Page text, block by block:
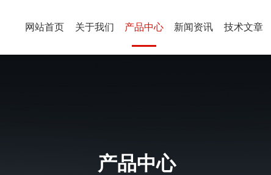
网站首页 关于我们 产品中心 新闻资讯 技术文章
产品中心